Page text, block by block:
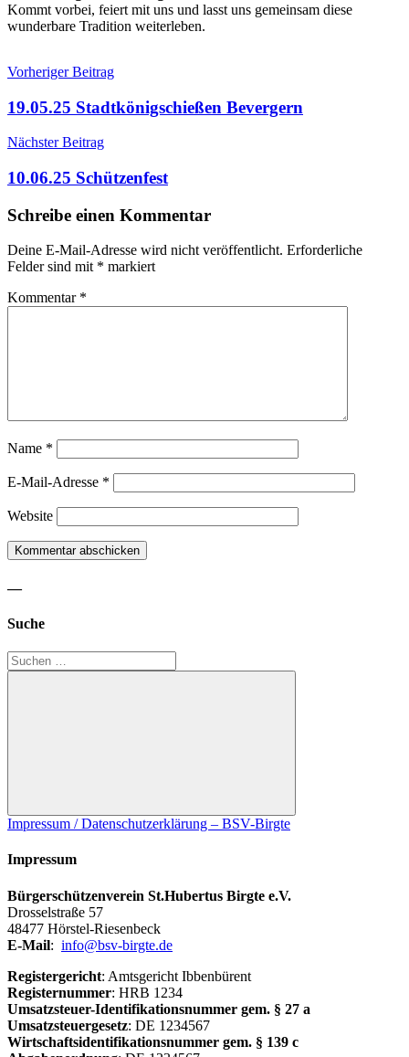
Kommt vorbei, feiert mit uns und lasst uns gemeinsam diese
wunderbare Tradition weiterleben.
Beitragsnavigation
Vorheriger Beitrag
19.05.25 Stadtkönigschießen Bevergern
Nächster Beitrag
10.06.25 Schützenfest
Schreibe einen Kommentar
Deine E-Mail-Adresse wird nicht veröffentlicht. Erforderliche
Felder sind mit * markiert
Kommentar *
Name *
E-Mail-Adresse *
Website
—
Suche
Suchen
nach:
Suchen
Impressum / Datenschutzerklärung – BSV-Birgte:
Impressum
Bürgerschützenverein St.Hubertus Birgte e.V.
Drosselstraße 57
48477 Hörstel-Riesenbeck
E-Mail: info@bsv-birgte.de
Registergericht: Amtsgericht Ibbenbürent
Registernummer: HRB 1234
Umsatzsteuer-Identifikationsnummer gem. § 27 a
Umsatzsteuergesetz: DE 1234567
Wirtschaftsidentifikationsnummer gem. § 139 c